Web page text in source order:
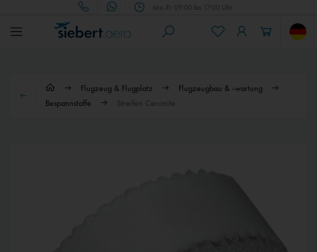
Mo.-Fr. 09:00 bis 17:00 Uhr
Flugzeug & Flugplatz
Flugzeugbau & -wartung
Bespannstoffe
Streifen Ceconite